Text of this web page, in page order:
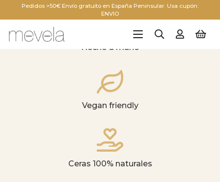
Pedidos >50€ Envío gratuito en España Peninsular. Usa cupón:
ENVIO
Hecho a mano
Vegan friendly
Ceras 100% naturales